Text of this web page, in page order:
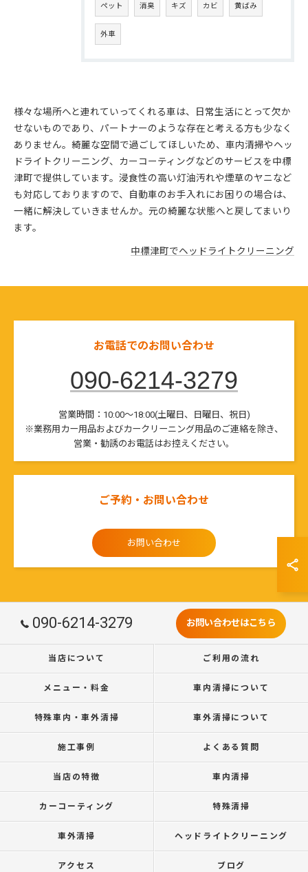
ペット 消臭 キズ カビ 黄ばみ
外車
様々な場所へと連れていってくれる車は、日常生活にとって欠か
せないものであり、パートナーのような存在と考える方も少なく
ありません。綺麗な空間で過ごしてほしいため、車内清掃やヘッ
ドライトクリーニング、カーコーティングなどのサービスを中標
津町で提供しています。浸食性の高い灯油汚れや煙草のヤニなど
も対応しておりますので、自動車のお手入れにお困りの場合は、
一緒に解決していきませんか。元の綺麗な状態へと戻してまいり
ます。
中標津町でヘッドライトクリーニング
お電話でのお問い合わせ
090-6214-3279
営業時間：10:00～18:00(土曜日、日曜日、祝日)
※業務用カー用品およびカークリーニング用品のご連絡を除き、
営業・勧誘のお電話はお控えください。
ご予約・お問い合わせ
お問い合わせ
090-6214-3279 お問い合わせはこちら
当店について ご利用の流れ
メニュー・料金 車内清掃について
特殊車内・車外清掃 車外清掃について
施工事例 よくある質問
当店の特徴 車内清掃
カーコーティング 特殊清掃
車外清掃 ヘッドライトクリーニング
アクセス ブログ